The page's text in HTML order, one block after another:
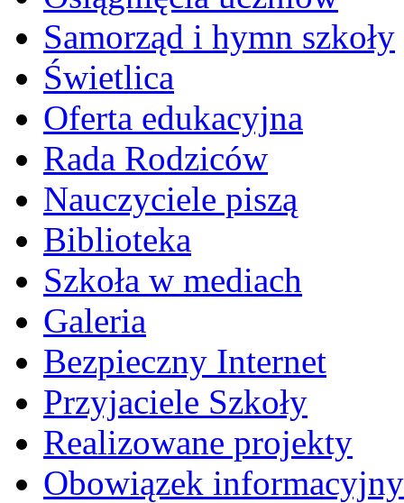
Samorząd i hymn szkoły
Świetlica
Oferta edukacyjna
Rada Rodziców
Nauczyciele piszą
Biblioteka
Szkoła w mediach
Galeria
Bezpieczny Internet
Przyjaciele Szkoły
Realizowane projekty
Obowiązek informacyjny